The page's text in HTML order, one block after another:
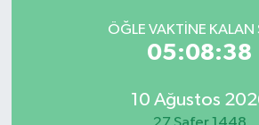
ÖĞLE VAKTINE KALAN
05:08:38
10 Ağustos